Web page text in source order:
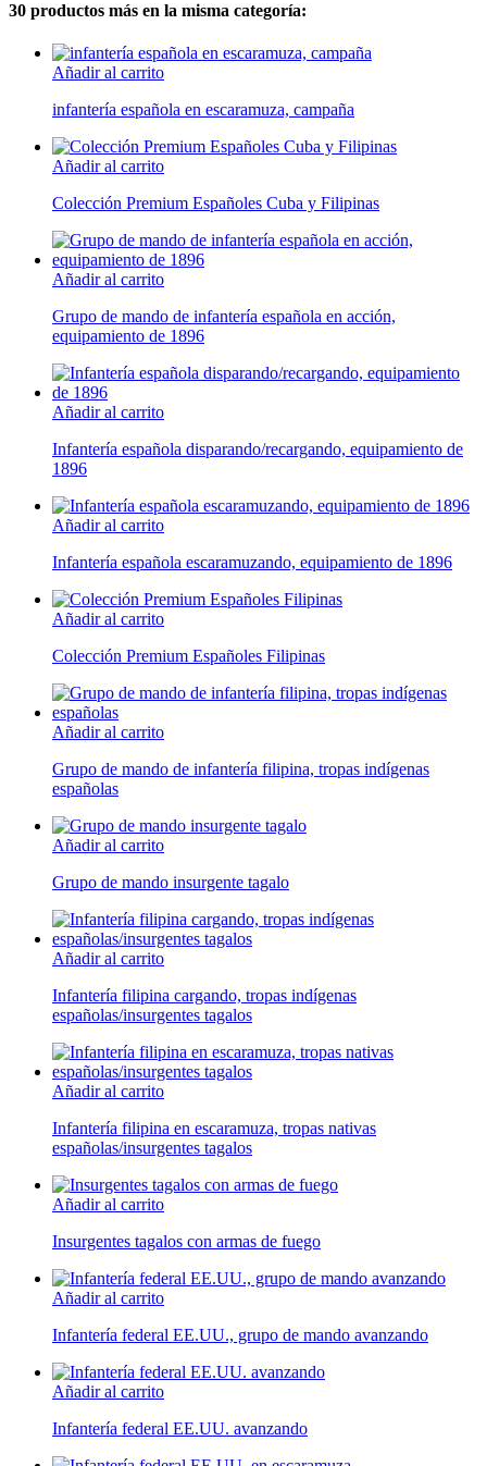
30 productos más en la misma categoría:
Añadir al carrito
infantería española en escaramuza, campaña
Añadir al carrito
Colección Premium Españoles Cuba y Filipinas
Añadir al carrito
Grupo de mando de infantería española en acción,
equipamiento de 1896
Añadir al carrito
Infantería española disparando/recargando, equipamiento de
1896
Añadir al carrito
Infantería española escaramuzando, equipamiento de 1896
Añadir al carrito
Colección Premium Españoles Filipinas
Añadir al carrito
Grupo de mando de infantería filipina, tropas indígenas
españolas
Añadir al carrito
Grupo de mando insurgente tagalo
Añadir al carrito
Infantería filipina cargando, tropas indígenas
españolas/insurgentes tagalos
Añadir al carrito
Infantería filipina en escaramuza, tropas nativas
españolas/insurgentes tagalos
Añadir al carrito
Insurgentes tagalos con armas de fuego
Añadir al carrito
Infantería federal EE.UU., grupo de mando avanzando
Añadir al carrito
Infantería federal EE.UU. avanzando